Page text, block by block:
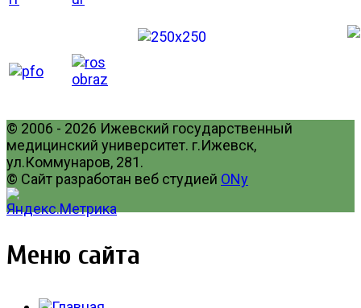
© 2006 - 2026 Ижевский государственный
медицинский университет. г.Ижевск,
ул.Коммунаров, 281.
© Сайт разработан веб студией ONy
Меню сайта